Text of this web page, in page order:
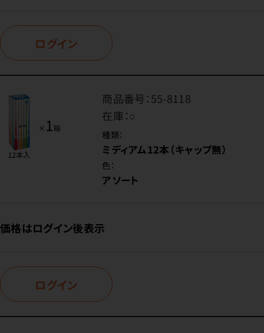
ログイン
商品番号：55-8118
在庫：○
種類：
ミディアム12本（キャップ無）
色：
アソート
価格はログイン後表示
ログイン